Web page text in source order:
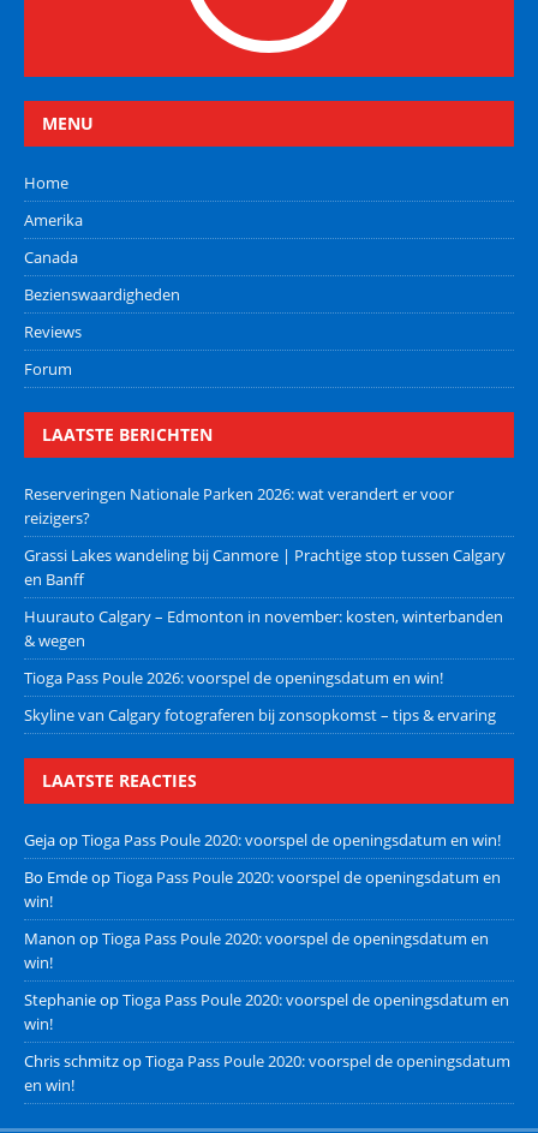
MENU
Home
Amerika
Canada
Bezienswaardigheden
Reviews
Forum
LAATSTE BERICHTEN
Reserveringen Nationale Parken 2026: wat verandert er voor
reizigers?
Grassi Lakes wandeling bij Canmore | Prachtige stop tussen Calgary
en Banff
Huurauto Calgary – Edmonton in november: kosten, winterbanden
& wegen
Tioga Pass Poule 2026: voorspel de openingsdatum en win!
Skyline van Calgary fotograferen bij zonsopkomst – tips & ervaring
LAATSTE REACTIES
GejaopTioga Pass Poule 2020: voorspel de openingsdatum en win!
Bo EmdeopTioga Pass Poule 2020: voorspel de openingsdatum en
win!
Manon opTioga Pass Poule 2020: voorspel de openingsdatum en
win!
StephanieopTioga Pass Poule 2020: voorspel de openingsdatum en
win!
Chris schmitzopTioga Pass Poule 2020: voorspel de openingsdatum
en win!